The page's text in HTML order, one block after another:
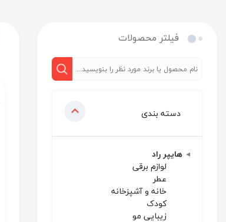
فیلتر محصولات
دسته بندی
هایپر راد
لوازم برقی
عطر
خانه و آشپزخانه
کودک
زیبایی مو